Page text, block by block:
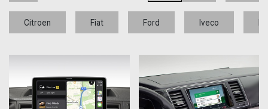
Citroen Fiat Ford Iveco